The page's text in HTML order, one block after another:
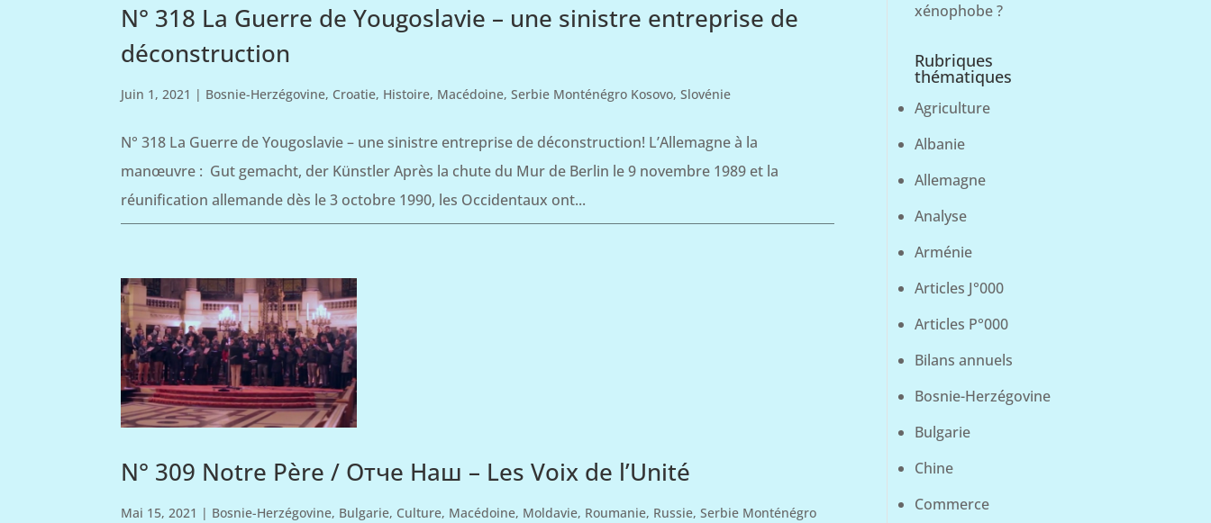
N° 318 La Guerre de Yougoslavie – une sinistre entreprise de
déconstruction
Juin 1, 2021 | Bosnie-Herzégovine, Croatie, Histoire, Macédoine,Serbie Monténégro Kosovo,Slovénie
N° 318 La Guerre de Yougoslavie – une sinistre entreprise de déconstruction! L’Allemagne à la
manœuvre : Gut gemacht, der Künstler Après la chute du Mur de Berlin le 9 novembre 1989 et la
réunification allemande dès le 3 octobre 1990, les Occidentaux ont...
N° 309 Notre Père / Отче Наш – Les Voix de l’Unité
Mai 15, 2021 | Bosnie-Herzégovine, Bulgarie, Culture, Macédoine, Moldavie, Roumanie, Russie,Serbie Monténégro
xénophobe ?
Rubriques
thématiques
Agriculture
Albanie
Allemagne
Analyse
Arménie
Articles J°000
Articles P°000
Bilans annuels
Bosnie-Herzégovine
Bulgarie
Chine
Commerce